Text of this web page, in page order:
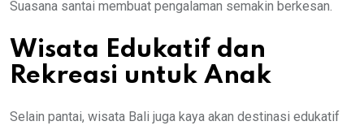
Suasana santai membuat pengalaman semakin berkesan.
Wisata Edukatif dan
Rekreasi untuk Anak
Selain pantai, wisata Bali juga kaya akan destinasi edukatif